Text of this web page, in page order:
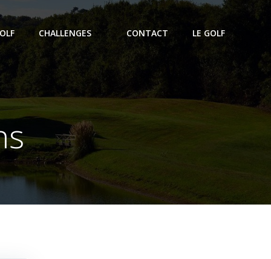
CHALLENGES CONTACT LE GOLF